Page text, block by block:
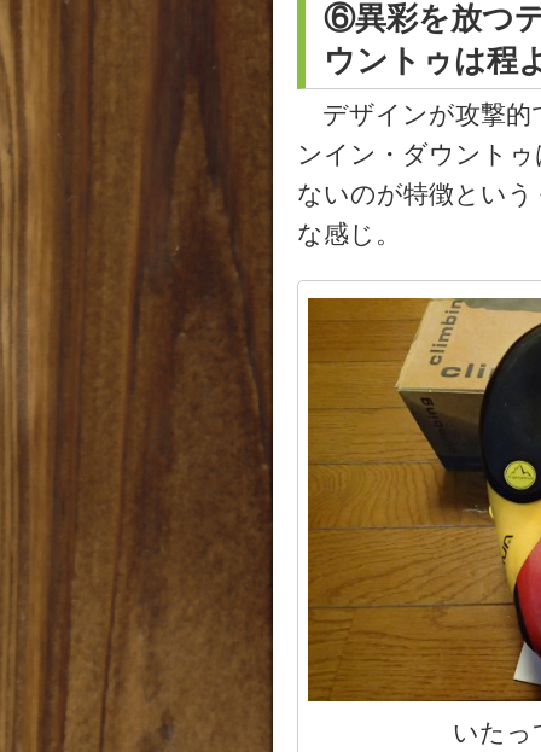
⑥異彩を放つ
ウントゥは程
デザインが攻撃的
ンイン・ダウント
ないのが特徴とい
な感じ。
いたっ